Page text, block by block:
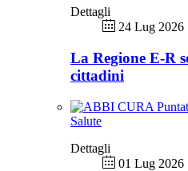
Dettagli
24 Lug 2026
La Regione E-R
cittadini
Salute
Dettagli
01 Lug 2026